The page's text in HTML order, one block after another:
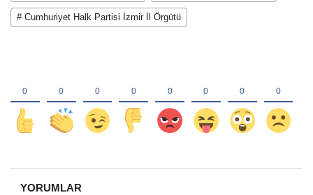
# Cumhuriyet Halk Partisi İzmir İl Örgütü
YORUMLAR